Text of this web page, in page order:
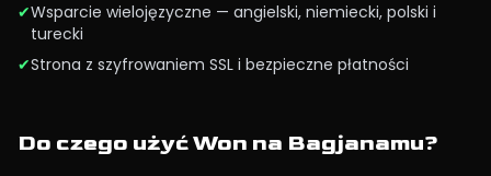
✔Wsparcie wielojęzyczne — angielski, niemiecki, polski i
turecki
✔Strona z szyfrowaniem SSL i bezpieczne płatności
Do czego użyć Won na Bagjanamu?